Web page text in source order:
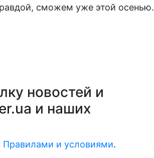
сможем уже этой осенью.
новостей и
и наших
Правилами и условиями.